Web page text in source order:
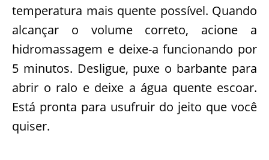
temperatura mais quente possível. Quando
alcançar o volume correto, acione a
hidromassagem e deixe-a funcionando por
5 minutos. Desligue, puxe o barbante para
abrir o ralo e deixe a água quente escoar.
Está pronta para usufruir do jeito que você
quiser.